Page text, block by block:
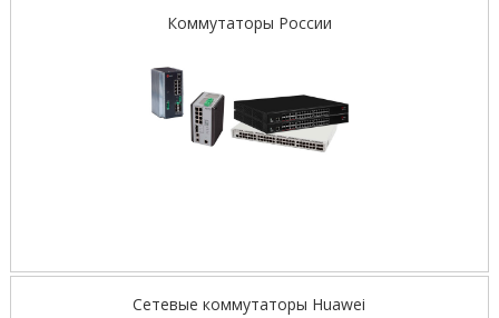
Коммутаторы России
Сетевые коммутаторы Huawei